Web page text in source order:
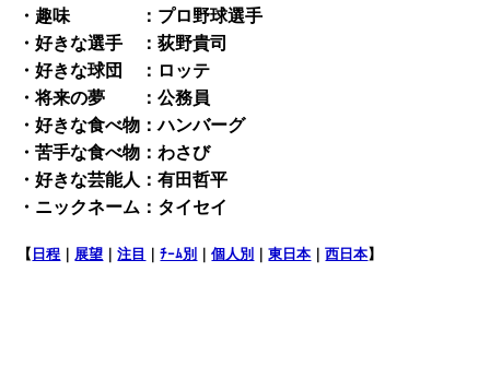
・趣味 ：プロ野球選手
・好きな選手 ：荻野貴司
・好きな球団 ：ロッテ
・将来の夢 ：公務員
・好きな食べ物：ハンバーグ
・苦手な食べ物：わさび
・好きな芸能人：有田哲平
・ニックネーム：タイセイ
【 日程 ｜ 展望 ｜注目 ｜ﾁｰﾑ別 ｜個人別 ｜東日本 ｜西日本】